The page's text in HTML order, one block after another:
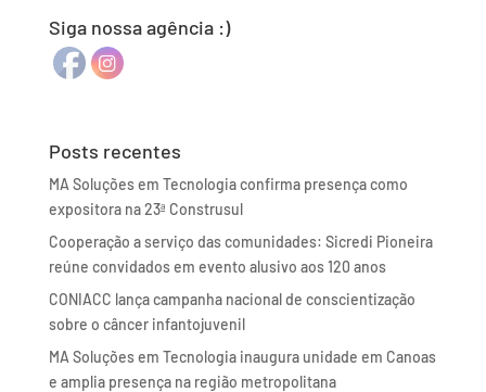
Siga nossa agência :)
Posts recentes
MA Soluções em Tecnologia confirma presença como
expositora na 23ª Construsul
Cooperação a serviço das comunidades: Sicredi Pioneira
reúne convidados em evento alusivo aos 120 anos
CONIACC lança campanha nacional de conscientização
sobre o câncer infantojuvenil
MA Soluções em Tecnologia inaugura unidade em Canoas
e amplia presença na região metropolitana